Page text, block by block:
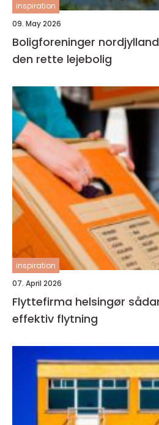
inspiration
09. May 2026
Boligforeninger nordjylland sådan finder du
den rette lejebolig
inspiration
07. April 2026
Flyttefirma helsingør sådan får du en tryg og
effektiv flytning